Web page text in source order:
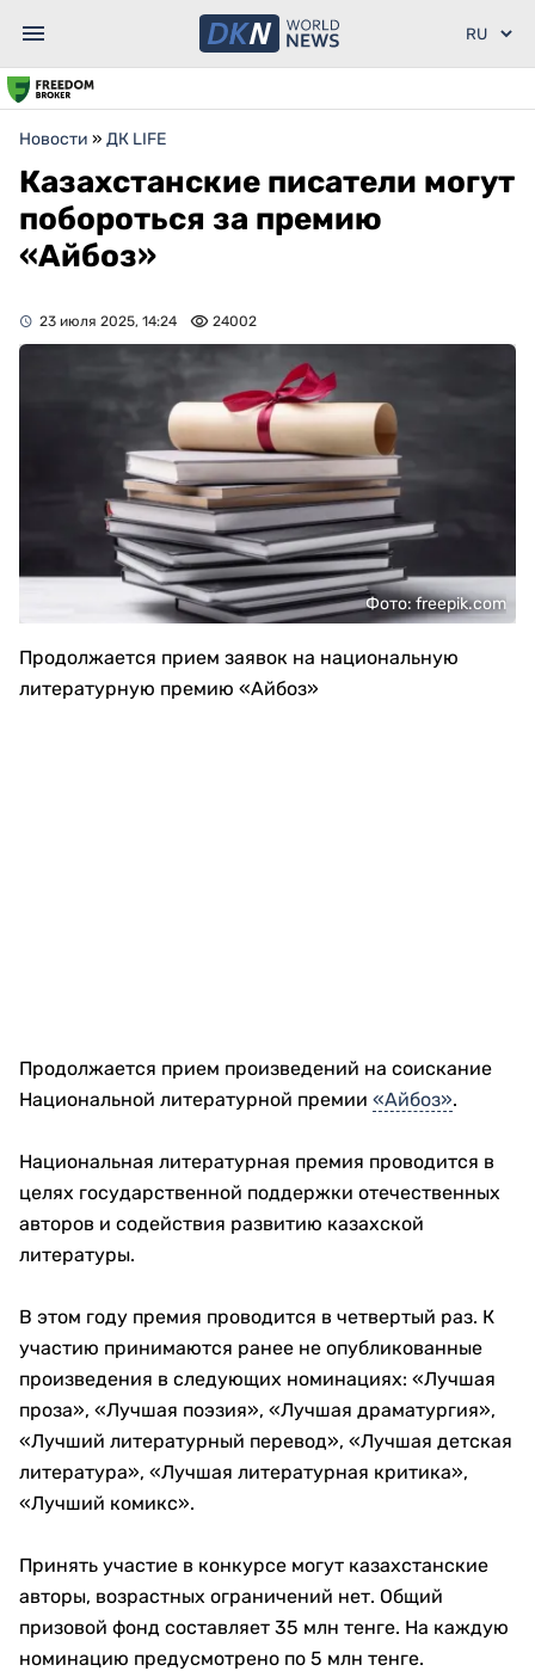
Новости » ДК LIFE
Казахстанские писатели могут
побороться за премию
«Айбоз»
23 июля 2025, 14:24 24002
Фото: freepik.com
Продолжается прием заявок на национальную
литературную премию «Айбоз»
Продолжается прием произведений на соискание
Национальной литературной премии «Айбоз».
Национальная литературная премия проводится в
целях государственной поддержки отечественных
авторов и содействия развитию казахской
литературы.
В этом году премия проводится в четвертый раз. К
участию принимаются ранее не опубликованные
произведения в следующих номинациях: «Лучшая
проза», «Лучшая поэзия», «Лучшая драматургия»,
«Лучший литературный перевод», «Лучшая детская
литература», «Лучшая литературная критика»,
«Лучший комикс».
Принять участие в конкурсе могут казахстанские
авторы, возрастных ограничений нет. Общий
призовой фонд составляет 35 млн тенге. На каждую
номинацию предусмотрено по 5 млн тенге.